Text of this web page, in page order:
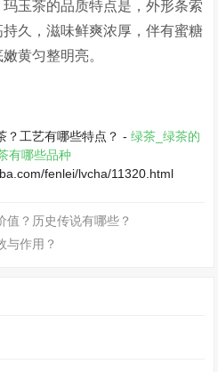
玉茶的品质特点是，外形条索
久，滋味鲜爽浓厚，伴有蜜糖
黄匀整明亮。
？工艺有哪些特点？ -绿茶_绿茶的
有哪些品种
fenlei/lvcha/11320.html
值？历史传说有哪些？
与作用？